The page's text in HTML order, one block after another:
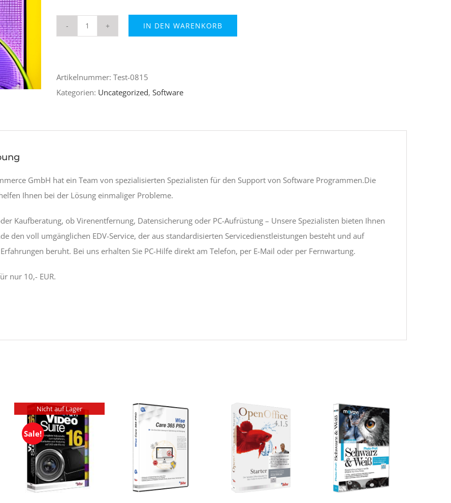
IN DEN WARENKORB
Artikelnummer: Test-0815
Kategorien: Uncategorized, Software
GmbH hat ein Team von spezialisierten Spezialisten für den Support von Software Programmen.Die
Ihnen bei der Lösung einmaliger Probleme.
Kaufberatung, ob Virenentfernung, Datensicherung oder PC-Aufrüstung – Unsere Spezialisten bieten Ihnen
den voll umgänglichen EDV-Service, der aus standardisierten Servicedienstleistungen besteht und auf
beruht. Bei uns erhalten Sie PC-Hilfe direkt am Telefon, per E-Mail oder per Fernwartung.
nur 10,- EUR.
Nicht auf Lager
Sale!